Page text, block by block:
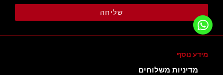
שליחה
מידע נוסף
מדיניות משלוחים